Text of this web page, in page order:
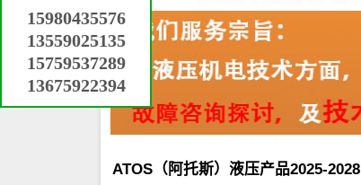
ATOS（阿托斯）液压产品2025-2028
15980435576
13559025135
15759537289
13675922394